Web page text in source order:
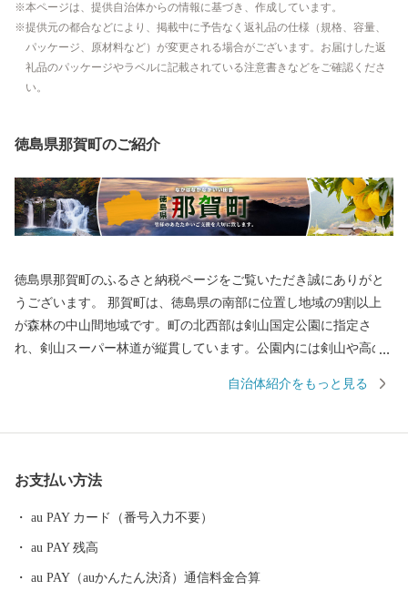
本ページは、提供自治体からの情報に基づき、作成しています。
提供元の都合などにより、掲載中に予告なく返礼品の仕様（規格、容量、
パッケージ、原材料など）が変更される場合がございます。お届けした返
礼品のパッケージやラベルに記載されている注意書きなどをご確認くださ
い。
徳島県那賀町のご紹介
徳島県那賀町のふるさと納税ページをご覧いただき誠にありがと
うございます。 那賀町は、徳島県の南部に位置し地域の9割以上
が森林の中山間地域です。町の北西部は剣山国定公園に指定さ
れ、剣山スーパー林道が縦貫しています。公園内には剣山や高の
た、那賀川や坂州木頭川の清流が大釜の滝、大轟の滝などの瀑布
正月飾りに使われる万年青（おもと）や県内有数のお茶の産地で
自治体紹介をもっと見る
お支払い方法
au PAY カード（番号入力不要）
au PAY 残高
au PAY（auかんたん決済）通信料金合算